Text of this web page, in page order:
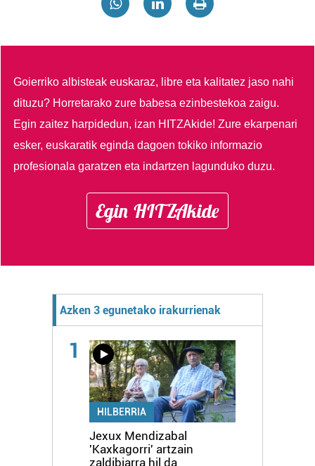
Goierriko albisteak euskaraz, libre eta kalitatez jaso nahi
dituzu? Horretarako zure babesa ezinbestekoa zaigu.
Egin zaitez harpidedun, izan HITZAkide!Zure ekarpenari
esker, euskaratik eginda dagoen tokiko informazio
profesionala garatzen eta indartzen lagunduko duzu.
Egin HITZAkide
Azken 3 egunetako irakurrienak
1
HILBERRIA
Jexux Mendizabal
'Kaxkagorri' artzain
zaldibiarra hil da